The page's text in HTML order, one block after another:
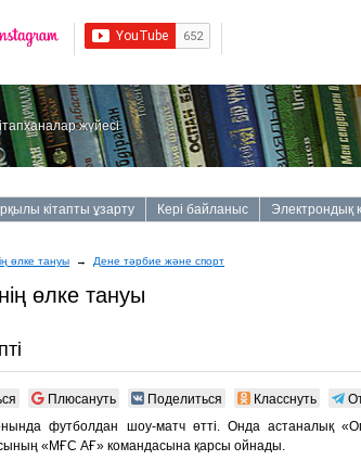
жүйесі
кітапты ұзарту Кері байланыс Электрондық
өлке тануы → Дене тәрбие және спорт
өлке тануы
Плюсануть Поделиться Класснуть
футболдан шоу-матч өтті. Онда астаналық
«МҒС АҒ» командасына қарсы ойнады.